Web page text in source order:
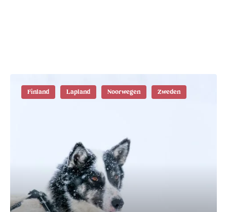
Finland Lapland Noorwegen Zweden